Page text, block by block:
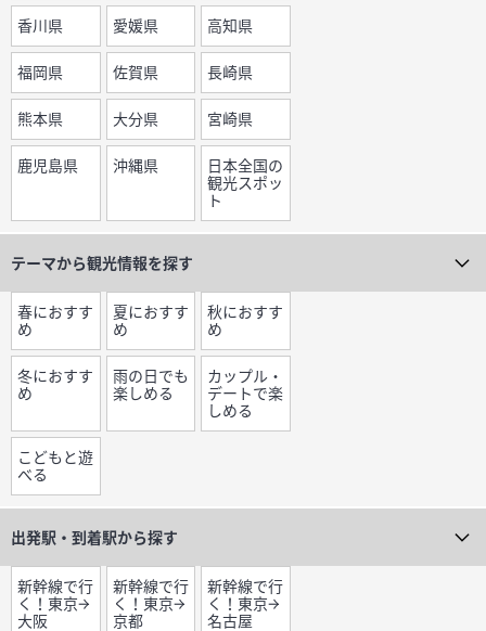
香川県 愛媛県 高知県
福岡県 佐賀県 長崎県
熊本県 大分県 宮崎県
鹿児島県 沖縄県
日本全国の
観光スポッ
ト
テーマから観光情報を探す
春におすす
め
夏におすす
め
秋におすす
め
冬におすす
め
雨の日でも
楽しめる
カップル・
デートで楽
しめる
こどもと遊
べる
出発駅・到着駅から探す
新幹線で行
く！東京→
大阪
新幹線で行
く！東京→
京都
新幹線で行
く！東京→
名古屋